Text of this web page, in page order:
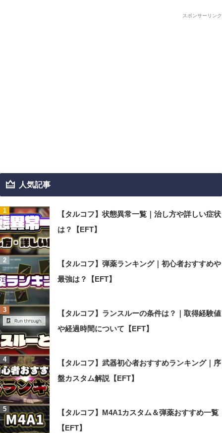
スポンサーリンク
人気記事
【タルコフ】状態異常一覧｜治し方や詳しい症状
は？【EFT】
【タルコフ】弾薬ランキング｜初心者おすすめや
最強は？【EFT】
【タルコフ】ランスルーの条件は？｜取得経験値
や経過時間について【EFT】
【タルコフ】武器初心者おすすめランキング｜序
盤カスタム解説【EFT】
【タルコフ】M4A1カスタム＆弾薬おすすめ一覧
【EFT】